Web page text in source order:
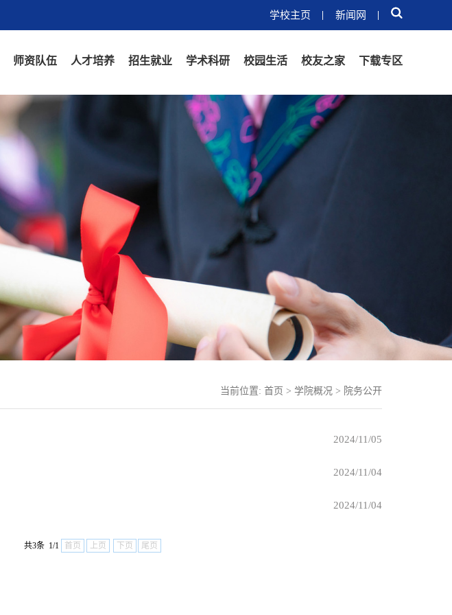
学校主页 新闻网
师资队伍 人才培养 招生就业 学术科研 校园生活 校友之家 下载专区
当前位置: 首页 > 学院概况 > 院务公开
2024/11/05
2024/11/04
2024/11/04
共3条 1/1 首页 上页 下页 尾页